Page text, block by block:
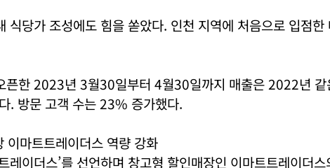
식당가 조성에도 힘을 쏟았다. 인천 지역에 처음으로 입점
픈한 2023년 3월30일부터 4월30일까지 매출은 2022년 같
. 방문 고객 수는 23% 증가했다.
마트트레이더스 역량 강화
레이더스’를 선언하며 창고형 할인매장인 이마트트레이더